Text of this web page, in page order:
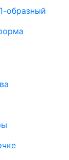
образный